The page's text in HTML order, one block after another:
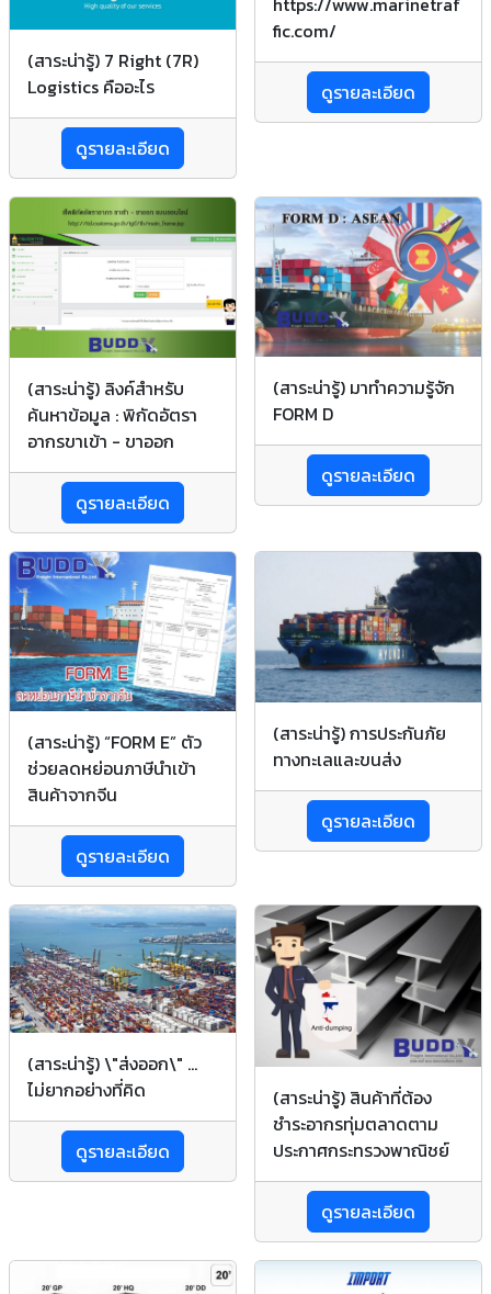
(สาระน่ารู้) 7 Right (7R)
Logistics คืออะไร
ดูรายละเอียด
fic.com/
ดูรายละเอียด
(สาระน่ารู้) ลิงค์สำหรับ
ค้นหาข้อมูล : พิกัดอัตรา
อากรขาเข้า - ขาออก
ดูรายละเอียด
(สาระน่ารู้) มาทำความรู้จัก
FORM D
ดูรายละเอียด
(สาระน่ารู้) “FORM E” ตัว
ช่วยลดหย่อนภาษีนำเข้า
สินค้าจากจีน
ดูรายละเอียด
(สาระน่ารู้) การประกันภัย
ทางทะเลและขนส่ง
ดูรายละเอียด
(สาระน่ารู้) \"ส่งออก\" ...
ไม่ยากอย่างที่คิด
ดูรายละเอียด
(สาระน่ารู้) สินค้าที่ต้อง
ชำระอากรทุ่มตลาดตาม
ประกาศกระทรวงพาณิชย์
ดูรายละเอียด